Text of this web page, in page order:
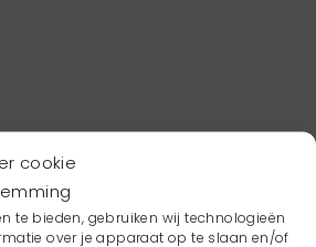
cookie
te bieden, gebruiken wij technologieën
over je apparaat op te slaan en/of